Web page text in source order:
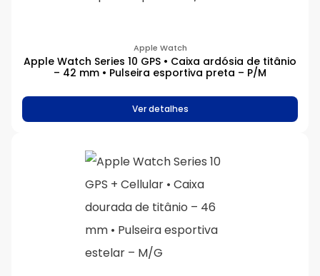
Apple Watch
Apple Watch Series 10 GPS • Caixa ardósia de titânio
– 42 mm • Pulseira esportiva preta – P/M
Ver detalhes